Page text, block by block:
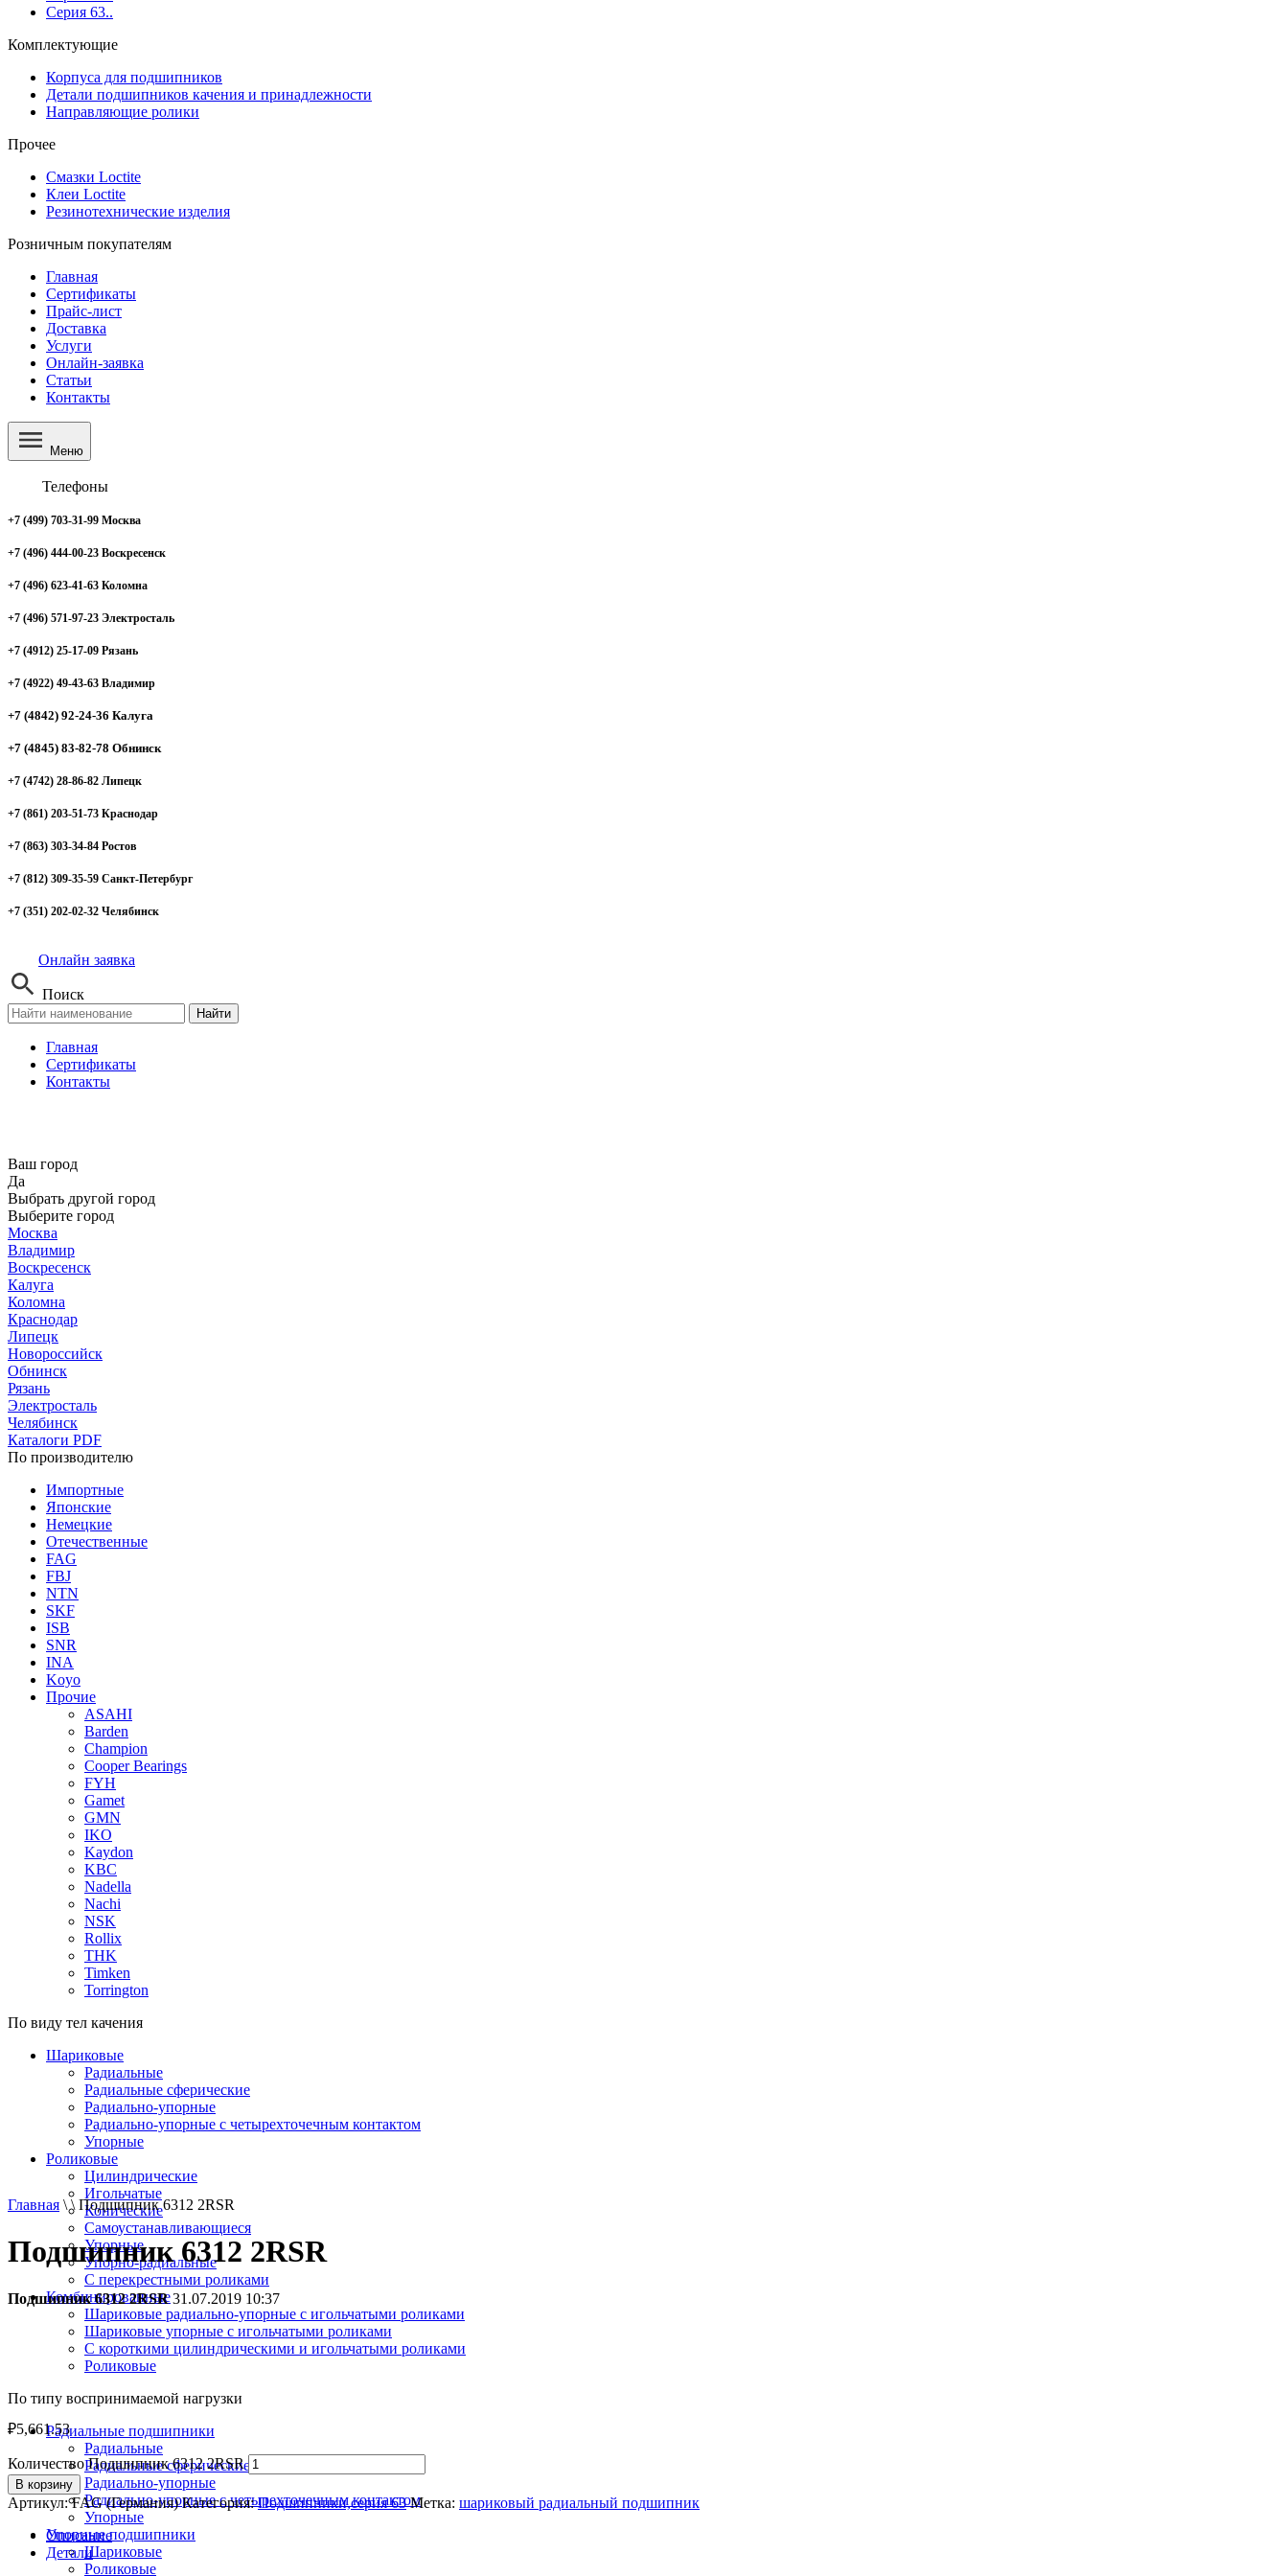
Серия 63..
Комплектующие
Корпуса для подшипников
Детали подшипников качения и принадлежности
Направляющие ролики
Прочее
Смазки Loctite
Клеи Loctite
Резинотехнические изделия
Розничным покупателям
Главная
Сертификаты
Прайс-лист
Доставка
Услуги
Онлайн-заявка
Статьи
Контакты
Меню
Телефоны
+7 (499) 703-31-99 Москва
+7 (496) 444-00-23 Воскресенск
+7 (496) 623-41-63 Коломна
+7 (496) 571-97-23 Электросталь
+7 (4912) 25-17-09 Рязань
+7 (4922) 49-43-63 Владимир
+7 (4842) 92-24-36 Калуга
+7 (4845) 83-82-78 Обнинск
+7 (4742) 28-86-82 Липецк
+7 (861) 203-51-73 Краснодар
+7 (863) 303-34-84 Ростов
+7 (812) 309-35-59 Санкт-Петербург
+7 (351) 202-02-32 Челябинск
Онлайн заявка
Поиск
Найти
Главная
Сертификаты
Контакты
Ваш город
Да
Выбрать другой город
Выберите город
Москва
Владимир
Воскресенск
Калуга
Коломна
Краснодар
Липецк
Новороссийск
Обнинск
Рязань
Электросталь
Челябинск
Каталоги PDF
По производителю
Импортные
Японские
Немецкие
Отечественные
FAG
FBJ
NTN
SKF
ISB
SNR
INA
Koyo
Прочие
ASAHI
Barden
Champion
Cooper Bearings
FYH
Gamet
GMN
IKO
Kaydon
KBC
Nadella
Nachi
NSK
Rollix
THK
Timken
Torrington
По виду тел качения
Шариковые
Радиальные
Радиальные сферические
Радиально-упорные
Радиально-упорные с четырехточечным контактом
Упорные
Роликовые
Цилиндрические
Игольчатые
Конические
Самоустанавливающиеся
Упорные
Упорно-радиальные
C перекрестными роликами
Комбинированные
Шариковые радиально-упорные с игольчатыми роликами
Шариковые упорные с игольчатыми роликами
С короткими цилиндрическими и игольчатыми роликами
Роликовые
По типу воспринимаемой нагрузки
Радиальные подшипники
Радиальные
Радиальные сферические
Радиально-упорные
Радиально-упорные с четырехточечным контактом
Упорные
Упорные подшипники
Шариковые
Роликовые
Главная \ \ Подшипник 6312 2RSR
Подшипник 6312 2RSR
Подшипник 6312 2RSR31.07.2019 10:37
₽5,661.53
Количество Подшипник 6312 2RSR
В корзину
Артикул:FAG (Германия) Категория:Подшипники,серия 63 Метка: шариковый радиальный подшипник
Описание
Детали